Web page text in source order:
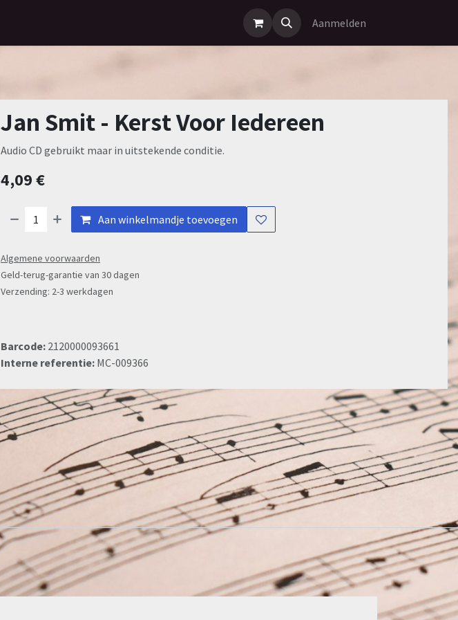
Aanmelden
Jan Smit - Kerst Voor Iedereen
Audio CD gebruikt maar in uitstekende conditie.
4,09€
Aan winkelmandje toevoegen
Algemene voorwaarden
Geld-terug-garantie van 30 dagen
Verzending: 2-3 werkdagen
Barcode: 2120000093661
Interne referentie: MC-009366